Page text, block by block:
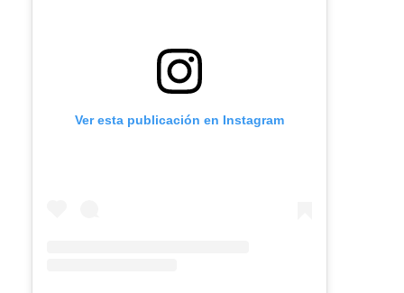
Ver esta publicación en Instagram